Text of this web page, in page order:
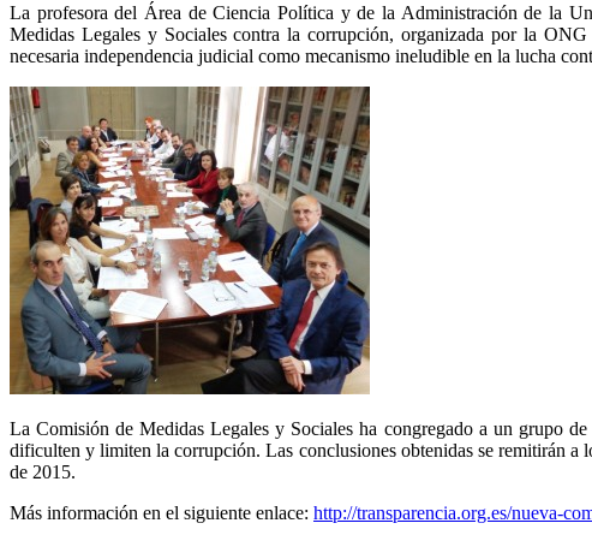
La profesora del Área de Ciencia Política y de la Administración de la
Medidas Legales y Sociales contra la corrupción, organizada por la
necesaria independencia judicial como mecanismo ineludible en la lucha
La Comisión de Medidas Legales y Sociales ha congregado a un grupo
dificulten y limiten la corrupción. Las conclusiones obtenidas se remitirán a
de 2015.
Más información en el siguiente enlace: http://transparencia.org.es/nueva-